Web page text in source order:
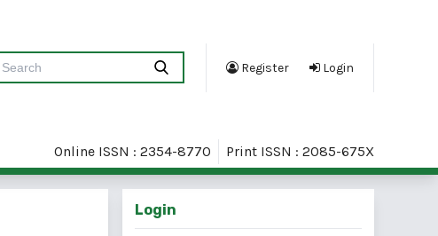
Register Login
Online ISSN : 2354-8770 Print ISSN : 2085-675X
Login